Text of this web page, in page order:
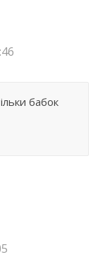
бабок